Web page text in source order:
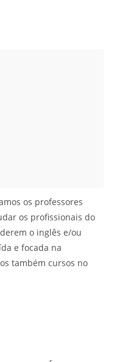
os professores
os profissionais do
o inglês e/ou
e focada na
também cursos no